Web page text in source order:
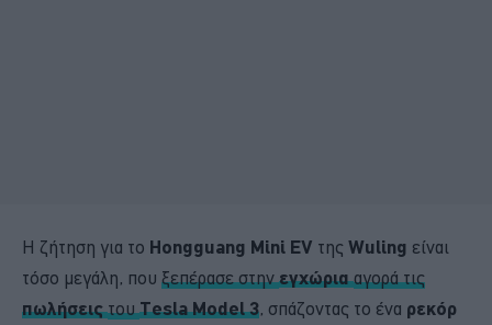
Η ζήτηση για το Hongguang Mini EV της Wuling είναι
τόσο μεγάλη, που ξεπέρασε στηνεγχώριααγορά τις
πωλήσειςτουTesla Model 3, σπάζοντας το ένα ρεκόρ